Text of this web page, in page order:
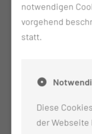
Vorbefunde
notwendigen
vorgehend
statt.
Diese
der